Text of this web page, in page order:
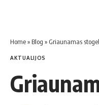
Home» Blog » Griaunamas
AKTUALIJOS